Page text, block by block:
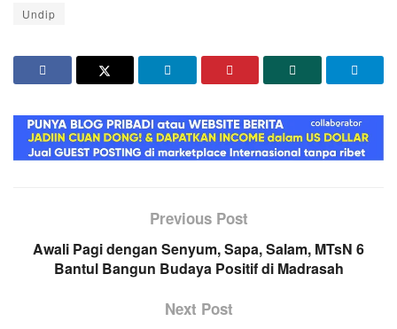
Undip
Previous Post
Awali Pagi dengan Senyum, Sapa, Salam, MTsN 6
Bantul Bangun Budaya Positif di Madrasah
Next Post